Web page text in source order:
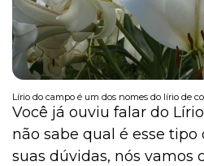
Casa &
Jardinagem
Lírio do campo é um dos nomes do lírio de
Você já ouviu falar do
não sabe qual é esse
suas dúvidas, nós vamos